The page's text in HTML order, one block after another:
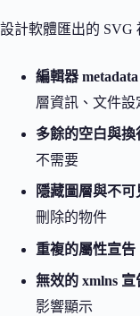
設計軟體匯出的 SVG
編輯器 metadata
層資訊、文件設
多餘的空白與換
不需要
隱藏圖層與不可
刪除的物件
重複的屬性宣告
無效的 xmlns 宣
影響顯示